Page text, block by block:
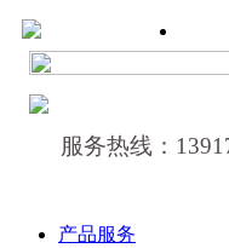
服务热线：
产品服务